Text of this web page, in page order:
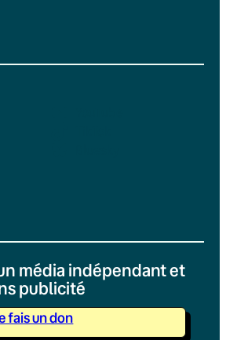
média indépendant et
publicité
fais un don